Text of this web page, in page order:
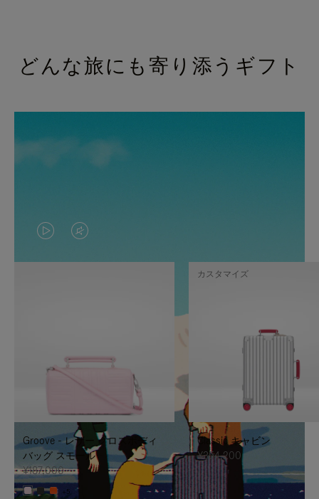
どんな旅にも寄り添うギフト
VIDEO
IS
TO
IT
VIDEO
IS
UNMUTE
IT
Groove - レザー クロスボディ
バッグ スモール
¥187,000
+5
Classic キャビン
¥354,200
カスタマイズ